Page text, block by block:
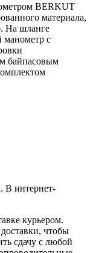
BERKUT
материала,
На шланге
манометр с
байпасовым
В интернет-
курьером.
чтобы
сдачу с любой